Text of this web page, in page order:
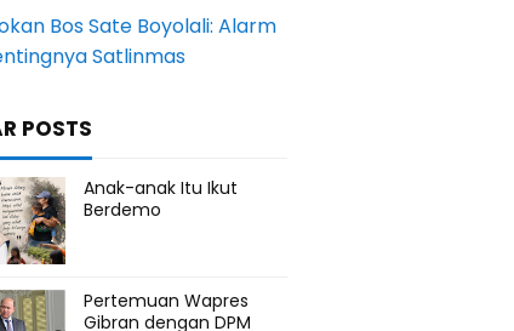
Bos Sate Boyolali: Alarm
Satlinmas
POSTS
Anak-anak Itu Ikut
Berdemo
Pertemuan Wapres
Gibran dengan DPM